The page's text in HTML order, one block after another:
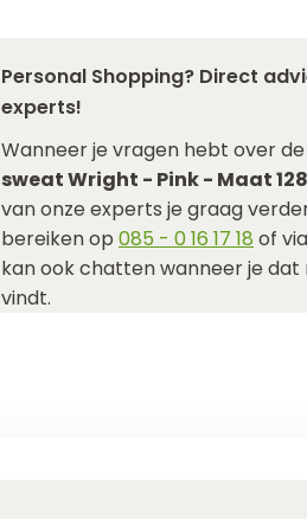
Personal Shopping? Direct
experts!
Wanneer je vragen hebt over de
sweat Wright - Pink - Maat
van onze experts je graag
bereiken op 085 - 0 16 17 18 of via
kan ook chatten wanneer je dat
vindt.